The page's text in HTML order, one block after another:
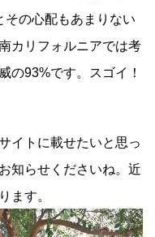
その心配もあまりない
カリフォルニアでは考
の93%です。スゴイ！
イトに載せたいと思っ
知らせくださいね。近
ます。